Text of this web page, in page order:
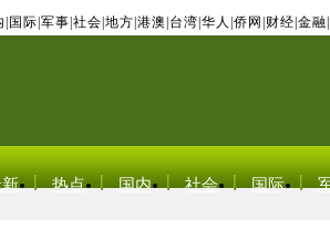
国际 军事 社会 地方 港澳 台湾 华人 侨网 财经 金融
热点 国内 社会 国际